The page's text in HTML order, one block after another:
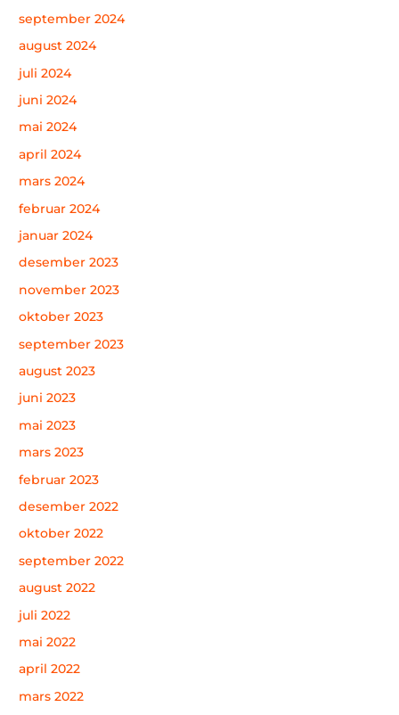
september 2024
august 2024
juli 2024
juni 2024
mai 2024
april 2024
mars 2024
februar 2024
januar 2024
desember 2023
november 2023
oktober 2023
september 2023
august 2023
juni 2023
mai 2023
mars 2023
februar 2023
desember 2022
oktober 2022
september 2022
august 2022
juli 2022
mai 2022
april 2022
mars 2022